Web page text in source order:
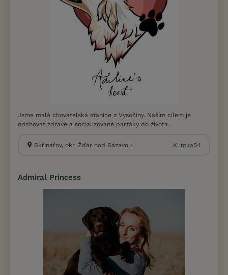
Jsme malá chovatelská stanice z Vysočiny. Naším cílem je
odchovat zdravé a socializované parťáky do života.
Skřinářov, okr. Žďár nad Sázavou Klimka54
Admiral Princess